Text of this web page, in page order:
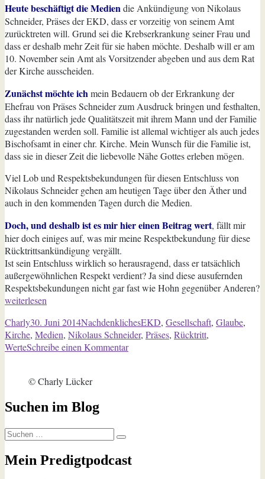
Heute beschäftigt die Mediendie Ankündigung von Nikolaus
Schneider, Präses der EKD, dass er vorzeitig von seinem Amt
zurücktreten will. Grund sei die Krebserkrankung seiner Frau und
dass er deshalb mehr Zeit für sie haben möchte. Deshalb will er am
10. November sein Amt als Vorsitzender abgeben und aus dem Rat
der Kirche ausscheiden.
Zunächst möchte ichmein Bedauern ob der Erkrankung der
Ehefrau von Präses Schneider zum Ausdruck bringen und festhalten,
dass ihr natürlich jede Qualitätszeit mit ihrem Mann und der Familie
zugestanden werden soll. Familie ist allemal wichtiger als auch jedes
Bischofsamt in einer chr. Kirche. Mein Wunsch für die Familie ist,
dass sie in dieser Zeit die liebevolle Nähe Gottes erleben mögen.
Viel Lob und Respektsbekundungen für diesen Entschluss von
Nikolaus Schneider gehen am heutigen Tage über den Äther und
auch in den kommenden Tagen durch die Medien.
Doch, und deshalb ist es mir hier einen Beitrag wert, fällt mir
hier doch einiges auf, was mir meine Respektbekundung für diese
Rücktrittsankündigung vergällt.
Ist sein Entschluss wirklich so herausragend, dass er tatsächlich
außergewöhnlichen Respekt verdient? Ja sind diese ausufernden
Respektsbekundungen nicht gar fast wie Hohn gegenüber Anderen?
„Showabtritt“
weiterlesen
Autor
CharlyVeröffentlicht
am
30. Juni 2014Kategorien
NachdenklichesSchlagwörter
EKD, Gesellschaft, Glaube,
Kirche, Medien, Nikolaus Schneider, Präses, Rücktritt,
WerteSchreibe einen Kommentarzu
© Charly Lücker
Suchen im Blog
Suchen
nach:
Suchen
Mein Predigtpodcast